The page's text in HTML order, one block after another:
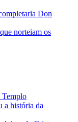
Don
norteiam os
Templo
a história da